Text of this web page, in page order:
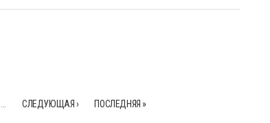
СЛЕДУЮЩАЯ › ПОСЛЕДНЯЯ »